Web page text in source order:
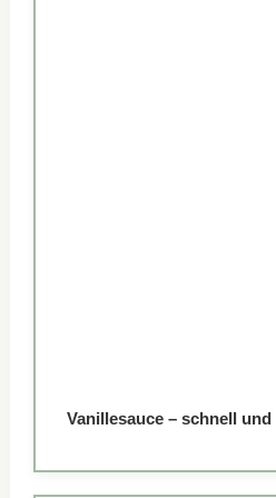
Vanillesauce – schnell